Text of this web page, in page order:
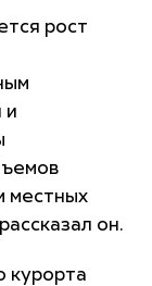
рост
и
местных
он.
курорта